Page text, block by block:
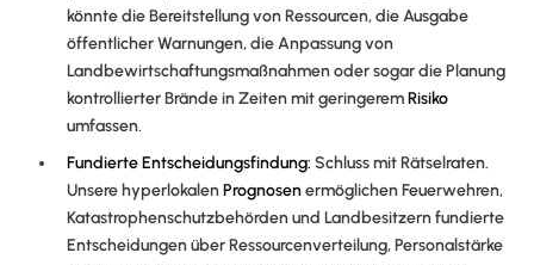
könnte die Bereitstellung von Ressourcen, die Ausgabe
öffentlicher Warnungen, die Anpassung von
Landbewirtschaftungsmaßnahmen oder sogar die Planung
kontrollierter Brände in Zeiten mit geringeremRisiko
umfassen.
Fundierte Entscheidungsfindung: Schluss mit Rätselraten.
Unsere hyperlokalenPrognosenermöglichen Feuerwehren,
Katastrophenschutzbehörden und Landbesitzern fundierte
Entscheidungen über Ressourcenverteilung, Personalstärke